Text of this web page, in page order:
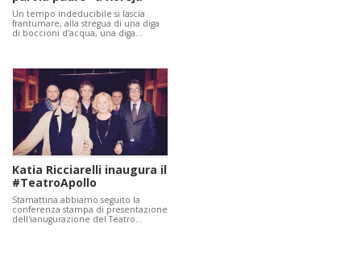
Un tempo indeducibile si lascia
frantumare, alla stregua di una diga
di boccioni d'acqua, una diga…
Katia Ricciarelli inaugura il
#TeatroApollo
Stamattina abbiamo seguito la
conferenza stampa di presentazione
dell'ianugurazione del Teatro…